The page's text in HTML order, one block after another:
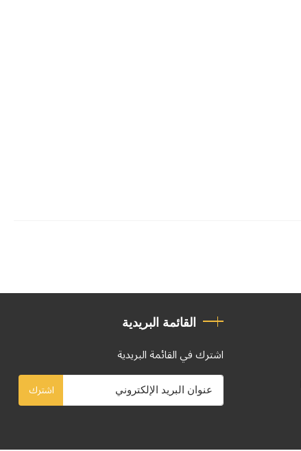
القائمة البريدية
اشترك في القائمة البريدية
اشترك